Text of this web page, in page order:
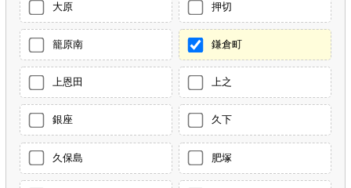
大原 押切
籠原南 鎌倉町
上恩田 上之
銀座 久下
久保島 肥塚